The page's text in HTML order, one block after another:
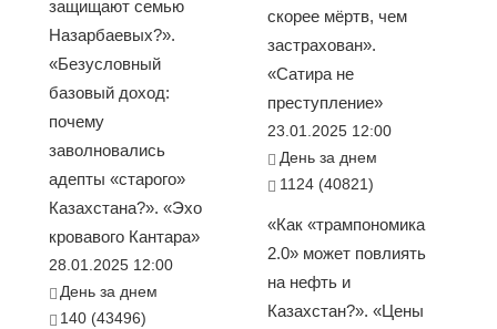
защищают семью
Назарбаевых?».
«Безусловный
базовый доход:
почему
заволновались
адепты «старого»
Казахстана?». «Эхо
кровавого Кантара»
28.01.2025 12:00
День за днем
140 (43496)
скорее мёртв, чем
застрахован».
«Сатира не
преступление»
23.01.2025 12:00
День за днем
1124 (40821)
«Как «трампономика
2.0» может повлиять
на нефть и
Казахстан?». «Цены